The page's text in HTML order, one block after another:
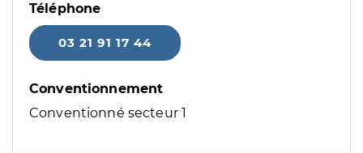
Téléphone
03 21 91 17 44
Conventionnement
Conventionné secteur 1